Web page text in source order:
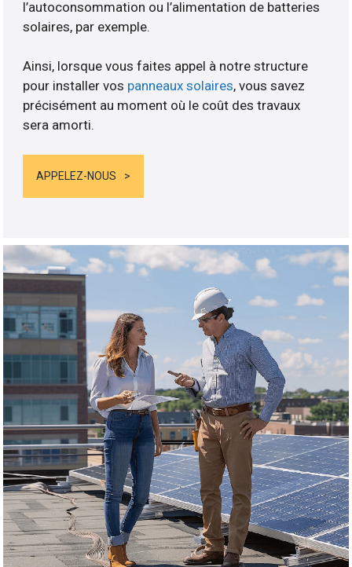
l’autoconsommation ou l’alimentation de batteries
solaires, par exemple.
Ainsi, lorsque vous faites appel à notre structure
pour installer vos panneaux solaires, vous savez
précisément au moment où le coût des travaux
sera amorti.
APPELEZ-NOUS